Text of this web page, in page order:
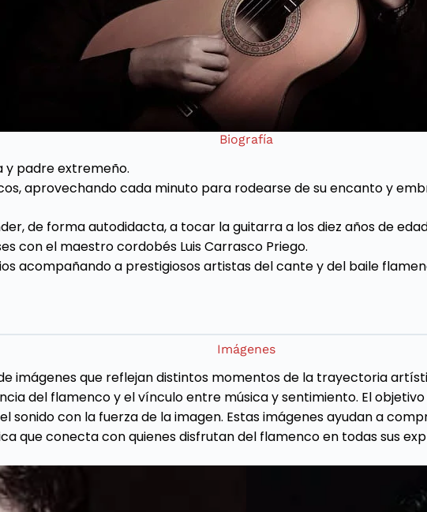
Biografía
y padre extremeño.
aprovechando cada minuto para rodearse de su encanto y
de forma autodidacta, a tocar la guitarra a los diez años de
con el maestro cordobés Luis Carrasco Priego.
acompañando a prestigiosos artistas del cante y del baile
Imágenes
imágenes que reflejan distintos momentos de la trayectoria
del flamenco y el vínculo entre música y sentimiento. El
sonido con la fuerza de la imagen. Estas imágenes ayudan a
que conecta con quienes disfrutan del flamenco en todas sus